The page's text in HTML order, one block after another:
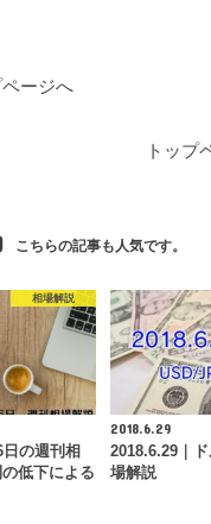
ページへ
トップ
こちらの記事も人気です。
相場解説
日の週刊相
低下による
2018.6.29
2018.6.29｜
場解説